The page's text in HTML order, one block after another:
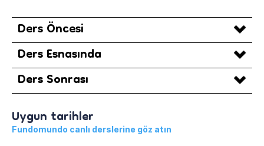
Ders Öncesi
Ders Esnasında
Ders Sonrası
Uygun tarihler
Fundomundo canlı derslerine göz atın